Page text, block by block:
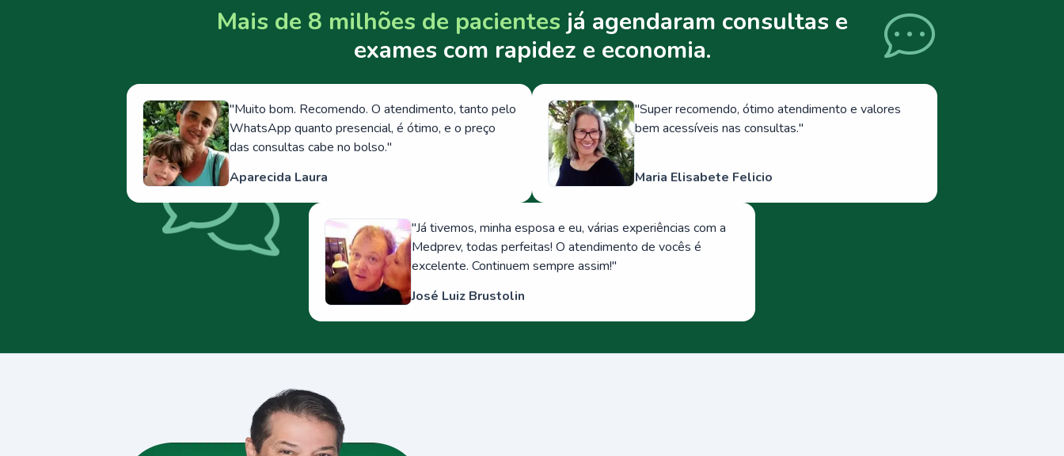
Mais de 8 milhões de pacientes já agendaram consultas e
exames com rapidez e economia.
"Muito bom. Recomendo. O atendimento, tanto pelo
WhatsApp quanto presencial, é ótimo, e o preço
das consultas cabe no bolso."
Aparecida Laura
"Super recomendo, ótimo atendimento e valores
bem acessíveis nas consultas."
Maria Elisabete Felicio
"Já tivemos, minha esposa e eu, várias experiências com a
Medprev, todas perfeitas! O atendimento de vocês é
excelente. Continuem sempre assim!"
José Luiz Brustolin